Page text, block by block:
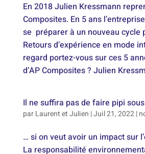
En 2018 Julien Kressmann
Composites. En 5 ans
se préparer à un nouveau cycle
Retours d’expérience en mode
regard portez-vous sur ces 5
d’AP Composites ? Julien
Il ne suffira pas de faire pipi
parLaurent et Julien |Juil 21, 2022|
… si on veut avoir un impact sur
La responsabilité